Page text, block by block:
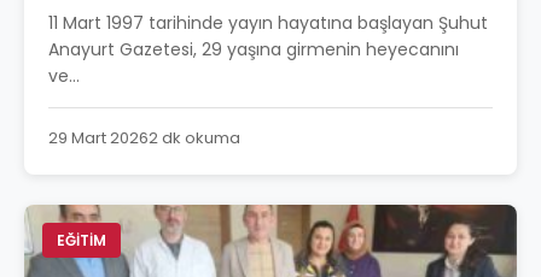
11 Mart 1997 tarihinde yayın hayatına başlayan Şuhut
Anayurt Gazetesi, 29 yaşına girmenin heyecanını
ve...
29 Mart 20262 dk okuma
EĞİTİM